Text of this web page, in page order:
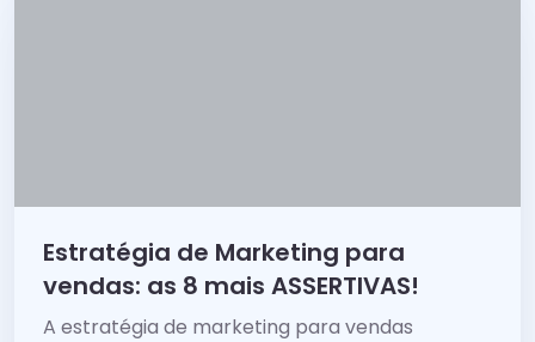
Estratégia de Marketing para
vendas: as 8 mais ASSERTIVAS!
A estratégia de marketing para vendas